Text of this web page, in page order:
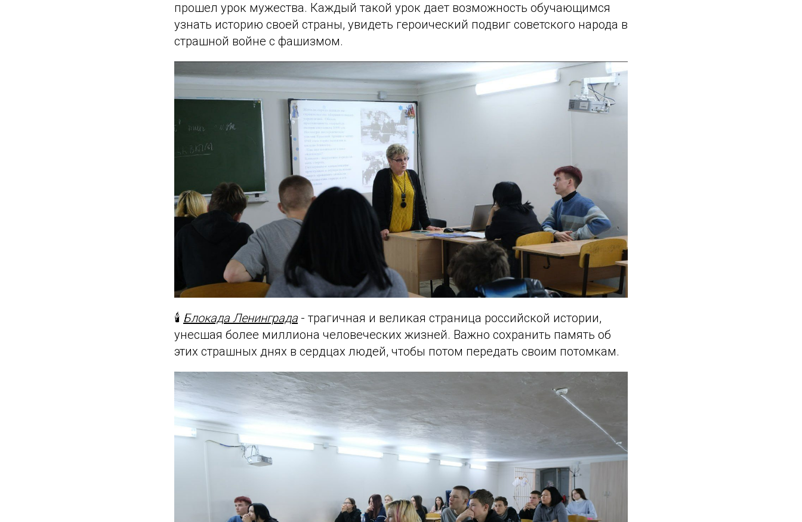
прошел урок мужества. Каждый такой урок дает возможность обучающимся
узнать историю своей страны, увидеть героический подвиг советского народа в
страшной войне с фашизмом.
🕯 Блокада Ленинграда - трагичная и великая страница российской истории,
унесшая более миллиона человеческих жизней. Важно сохранить память об
этих страшных днях в сердцах людей, чтобы потом передать своим потомкам.